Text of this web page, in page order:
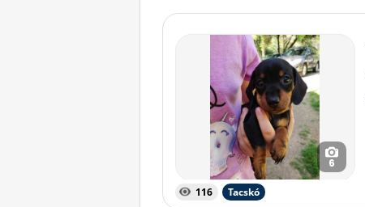
6
116 Tacskó